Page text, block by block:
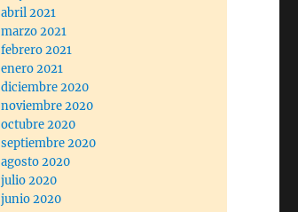
abril 2021
marzo 2021
febrero 2021
enero 2021
diciembre 2020
noviembre 2020
octubre 2020
septiembre 2020
agosto 2020
julio 2020
junio 2020